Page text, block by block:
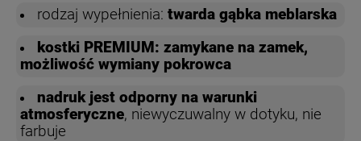
rodzaj wypełnienia: twarda gąbka meblarska
kostki PREMIUM: zamykane na zamek,
możliwość wymiany pokrowca
nadruk jest odporny na warunki
atmosferyczne, niewyczuwalny w dotyku, nie
farbuje